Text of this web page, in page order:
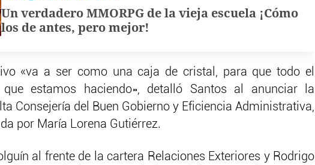
Un verdadero MMORPG de la vieja escuela ¡Cómo
los de antes, pero mejor!
«va a ser como una caja de cristal, para que todo el
estamos haciendo», detalló Santos al anunciar la
Consejería del Buen Gobierno y Eficiencia Administrativa,
por María Lorena Gutiérrez.
al frente de la cartera Relaciones Exteriores y Rodrigo